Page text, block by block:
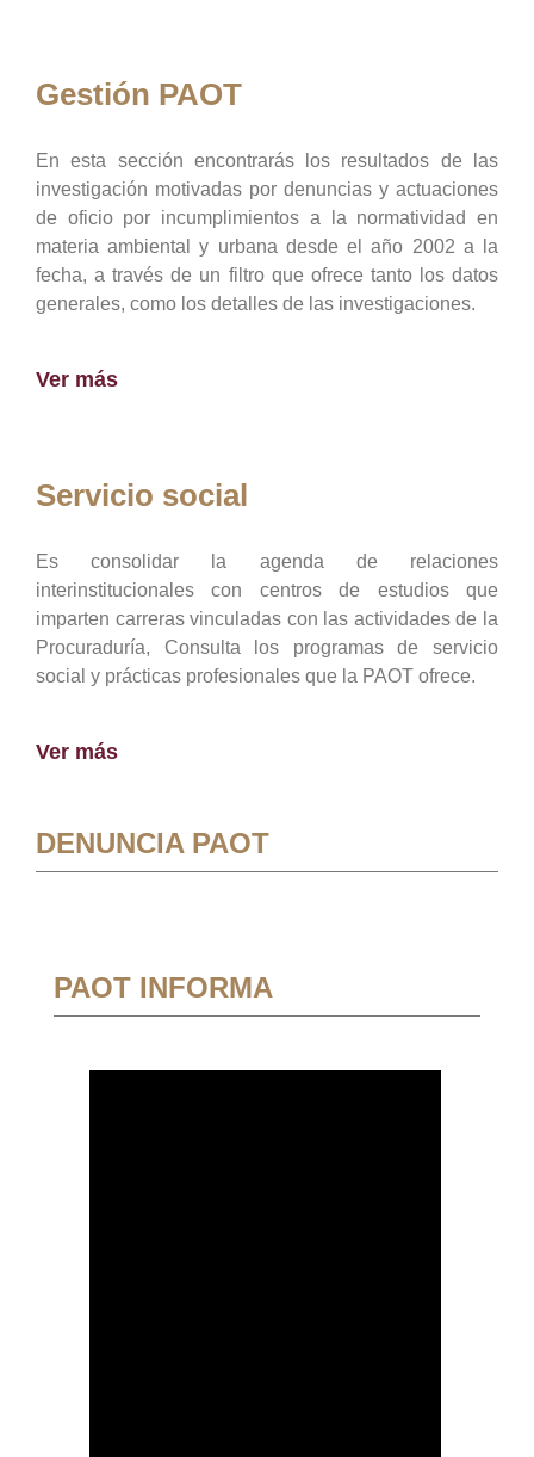
Gestión PAOT
En esta sección encontrarás los resultados de las
investigación motivadas por denuncias y actuaciones
de oficio por incumplimientos a la normatividad en
materia ambiental y urbana desde el año 2002 a la
fecha, a través de un filtro que ofrece tanto los datos
generales, como los detalles de las investigaciones.
Ver más
Servicio social
Es consolidar la agenda de relaciones
interinstitucionales con centros de estudios que
imparten carreras vinculadas con las actividades de la
Procuraduría, Consulta los programas de servicio
social y prácticas profesionales que la PAOT ofrece.
Ver más
DENUNCIA PAOT
PAOT INFORMA